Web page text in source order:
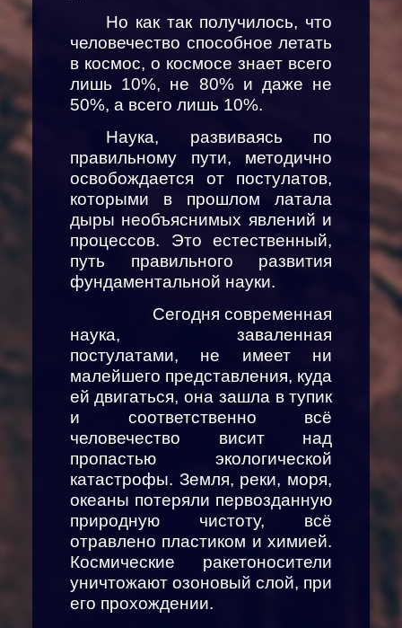
Но как так получилось, что
человечество способное летать
в космос, о космосе знает всего
лишь 10%, не 80% и даже не
50%, а всего лишь 10%.
Наука, развиваясь по
правильному пути, методично
освобождается от постулатов,
которыми в прошлом латала
дыры необъяснимых явлений и
процессов. Это естественный,
путь правильного развития
фундаментальной науки.
Сегодня современная
наука, заваленная
постулатами, не имеет ни
малейшего представления, куда
ей двигаться, она зашла в тупик
и соответственно всё
человечество висит над
пропастью экологической
катастрофы. Земля, реки, моря,
океаны потеряли первозданную
природную чистоту, всё
отравлено пластиком и химией.
Космические ракетоносители
уничтожают озоновый слой, при
его прохождении.